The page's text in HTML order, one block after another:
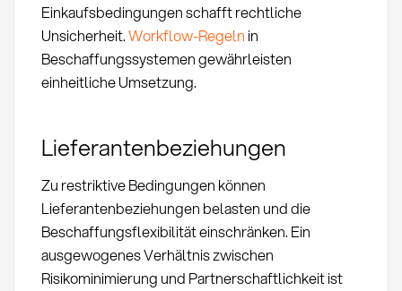
Einkaufsbedingungen schafft rechtliche
Unsicherheit.Workflow-Regeln in
Beschaffungssystemen gewährleisten
einheitliche Umsetzung.
Lieferantenbeziehungen
Zu restriktive Bedingungen können
Lieferantenbeziehungen belasten und die
Beschaffungsflexibilität einschränken. Ein
ausgewogenes Verhältnis zwischen
Risikominimierung und Partnerschaftlichkeit ist